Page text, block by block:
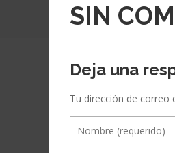
SIN
Deja una
Tu dirección de correo